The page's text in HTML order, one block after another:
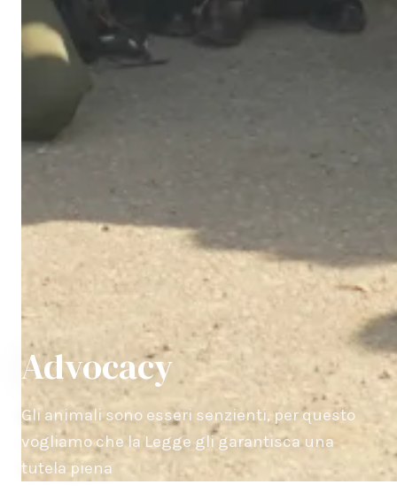
Advocacy
Gli animali sono esseri senzienti, per questo
vogliamo che la Legge gli garantisca una
tutela piena